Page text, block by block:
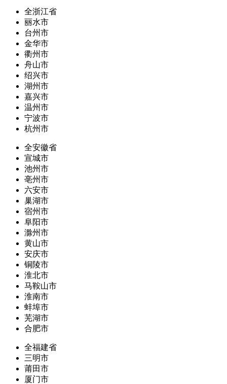
全浙江省
丽水市
台州市
金华市
衢州市
舟山市
绍兴市
湖州市
嘉兴市
温州市
宁波市
杭州市
全安徽省
宣城市
池州市
亳州市
六安市
巢湖市
宿州市
阜阳市
滁州市
黄山市
安庆市
铜陵市
淮北市
马鞍山市
淮南市
蚌埠市
芜湖市
合肥市
全福建省
三明市
莆田市
厦门市